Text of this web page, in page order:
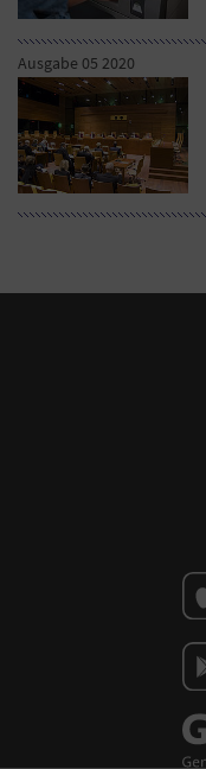
Ausgabe 05 2020